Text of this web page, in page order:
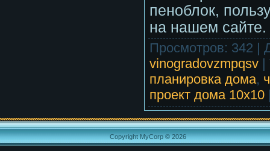
пеноблок,
на нашем сайте.
Просмотров: 342 |
vinogradovzmpqsv |
планировка дома,
проект дома 10х10
Copyright MyCorp © 2026